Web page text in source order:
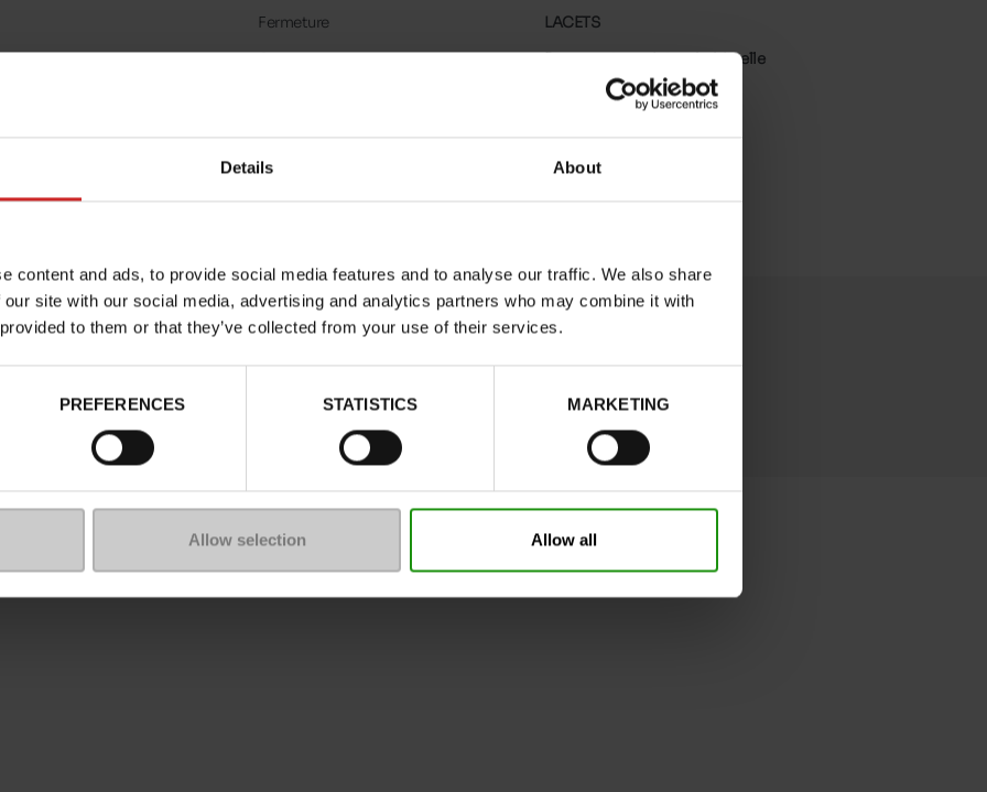
Details About
content and ads, to provide social media features and to analyse our traffic. We also share
site with our social media, advertising and analytics partners who may combine it with
to them or that they’ve collected from your use of their services.
PREFERENCES STATISTICS MARKETING
Allow selection Allow all
Fermeture
LACETS
Conseil taille
Prenez votre pointure habituelle
#LoveManietLuxus
En savoir plus